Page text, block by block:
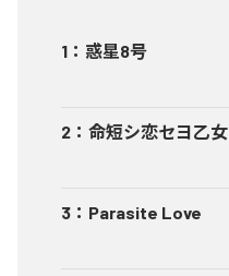
1 ： 惑星8号
2 ： 命短シ恋セヨ乙女
3 ： Parasite Love